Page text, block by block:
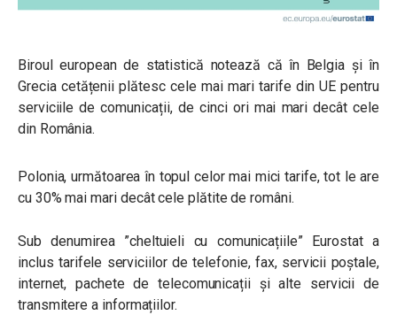
Biroul european de statistică notează că în Belgia și în
Grecia cetățenii plătesc cele mai mari tarife din UE pentru
serviciile de comunicații, de cinci ori mai mari decât cele
din România.
Polonia, următoarea în topul celor mai mici tarife, tot le are
cu 30% mai mari decât cele plătite de români.
Sub denumirea ”cheltuieli cu comunicațiile” Eurostat a
inclus tarifele serviciilor de telefonie, fax, servicii poștale,
internet, pachete de telecomunicații și alte servicii de
transmitere a informațiilor.